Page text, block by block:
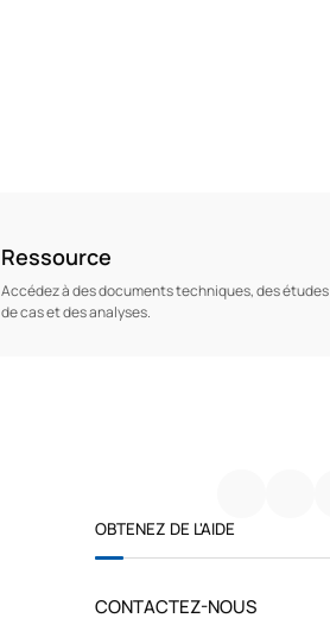
Ressource
Accédez à des documents techniques, des études
de cas et des analyses.
OBTENEZ DE L'AIDE
CONTACTEZ-NOUS